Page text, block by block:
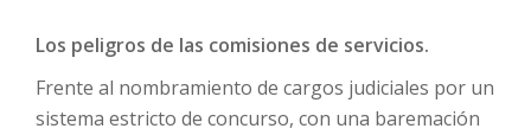
Los peligros de las comisiones de servicios.
Frente al nombramiento de cargos judiciales por un
sistema estricto de concurso, con una baremación